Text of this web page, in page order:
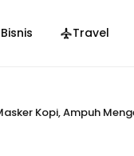
Bisnis Travel
Kopi, Ampuh